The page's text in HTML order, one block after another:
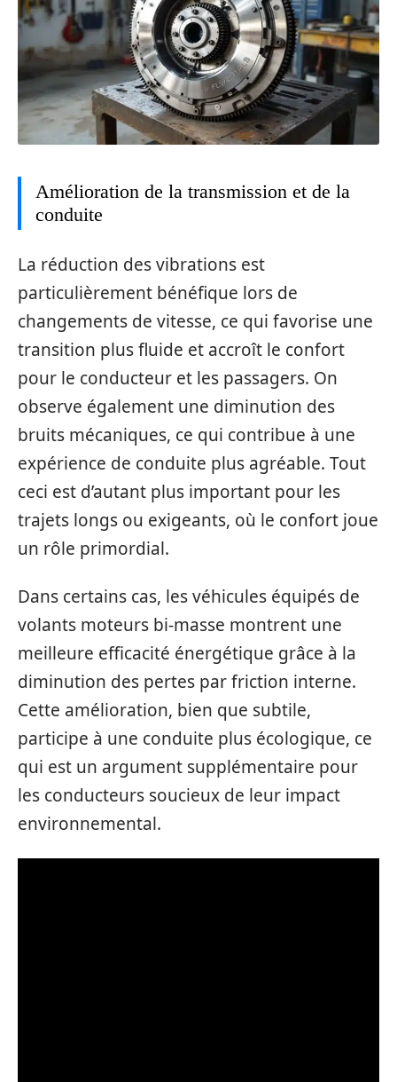
Amélioration de la transmission et de la
conduite
La réduction des vibrations est
particulièrement bénéfique lors de
changements de vitesse, ce qui favorise une
transition plus fluide et accroît le confort
pour le conducteur et les passagers. On
observe également une diminution des
bruits mécaniques, ce qui contribue à une
expérience de conduite plus agréable. Tout
ceci est d’autant plus important pour les
trajets longs ou exigeants, où le confort joue
un rôle primordial.
Dans certains cas, les véhicules équipés de
volants moteurs bi-masse montrent une
meilleure efficacité énergétique grâce à la
diminution des pertes par friction interne.
Cette amélioration, bien que subtile,
participe à une conduite plus écologique, ce
qui est un argument supplémentaire pour
les conducteurs soucieux de leur impact
environnemental.